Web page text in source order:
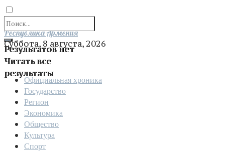
Результатов нет
Читать все
результаты
Отправить
Республика Армения
Суббота, 8 августа, 2026
Официальная хроника
Государство
Регион
Экономика
Общество
Культура
Спорт